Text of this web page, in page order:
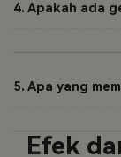
4. Apakah ada
5. Apa yang
Efek